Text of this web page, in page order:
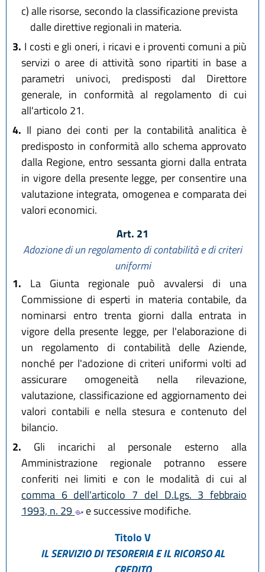
c)alle risorse, secondo la classificazione prevista
dalle direttive regionali in materia.
3. I costi e gli oneri, i ricavi e i proventi comuni a più
servizi o aree di attività sono ripartiti in base a
parametri univoci, predisposti dal Direttore
generale, in conformità al regolamento di cui
all'articolo 21.
4. Il piano dei conti per la contabilità analitica è
predisposto in conformità allo schema approvato
dalla Regione, entro sessanta giorni dalla entrata
in vigore della presente legge, per consentire una
valutazione integrata, omogenea e comparata dei
valori economici.
Art. 21
Adozione di un regolamento di contabilità e di criteri
uniformi
1. La Giunta regionale può avvalersi di una
Commissione di esperti in materia contabile, da
nominarsi entro trenta giorni dalla entrata in
vigore della presente legge, per l'elaborazione di
un regolamento di contabilità delle Aziende,
nonché per l'adozione di criteri uniformi volti ad
assicurare omogeneità nella rilevazione,
valutazione, classificazione ed aggiornamento dei
valori contabili e nella stesura e contenuto del
bilancio.
2. Gli incarichi al personale esterno alla
Amministrazione regionale potranno essere
conferiti nei limiti e con le modalità di cui al
comma 6 dell'articolo 7 del D.Lgs. 3 febbraio
1993, n. 29
e successive modifiche.
Titolo V
IL SERVIZIO DI TESORERIA E IL RICORSO AL